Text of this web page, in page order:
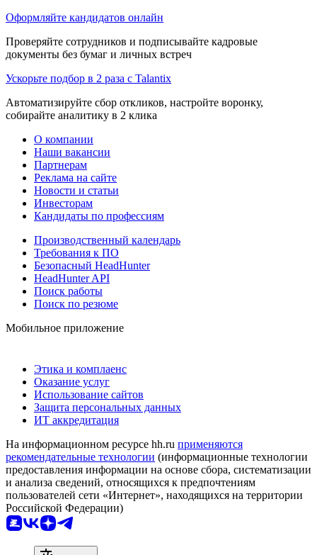
Оформляйте кандидатов онлайн
Проверяйте сотрудников и подписывайте кадровые
документы без бумаг и личных встреч
Ускорьте подбор в 2 раза с Talantix
Автоматизируйте сбор откликов, настройте воронку,
собирайте аналитику в 2 клика
О компании
Наши вакансии
Партнерам
Реклама на сайте
Новости и статьи
Инвесторам
Кандидаты по профессиям
Производственный календарь
Требования к ПО
Безопасный HeadHunter
HeadHunter API
Поиск работы
Поиск по резюме
Мобильное приложение
Этика и комплаенс
Оказание услуг
Использование сайтов
Защита персональных данных
ИТ аккредитация
На информационном ресурсе hh.ru применяются
рекомендательные технологии (информационные технологии
предоставления информации на основе сбора, систематизации
и анализа сведений, относящихся к предпочтениям
пользователей сети «Интернет», находящихся на территории
Российской Федерации)